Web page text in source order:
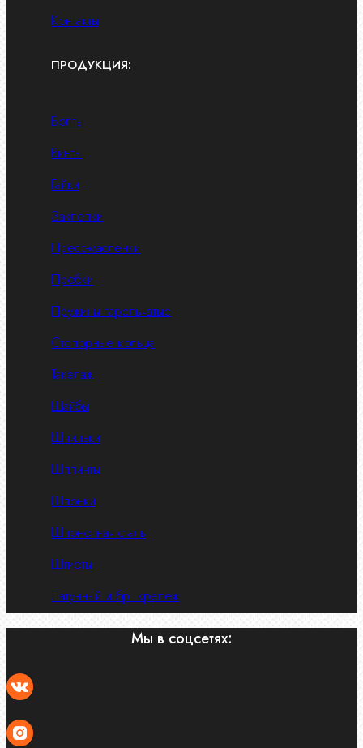
Контакты
ПРОДУКЦИЯ:
Болты
Винты
Гайки
Заклепки
Пресс-масленки
Пробки
Пружины тарельчатые
Стопорные кольца
Такелаж
Шайбы
Шпильки
Шплинты
Шпонки
Шпоночная сталь
Штифты
Латунный и бр. крепеж
Мы в соцсетях: